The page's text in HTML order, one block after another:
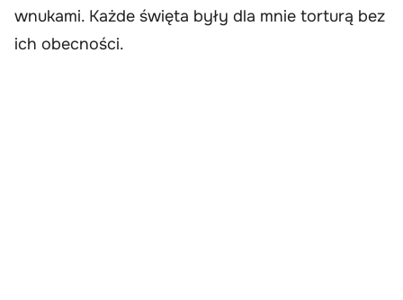
wnukami. Każde święta były dla mnie torturą bez
ich obecności.